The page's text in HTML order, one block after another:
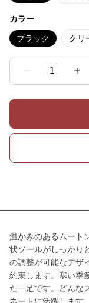
カラー
ブラック クリ
1
温かみのあるムート
状ソールがしっかり
の調整が可能なデザ
約束します。寒い季
た一足です。どんな